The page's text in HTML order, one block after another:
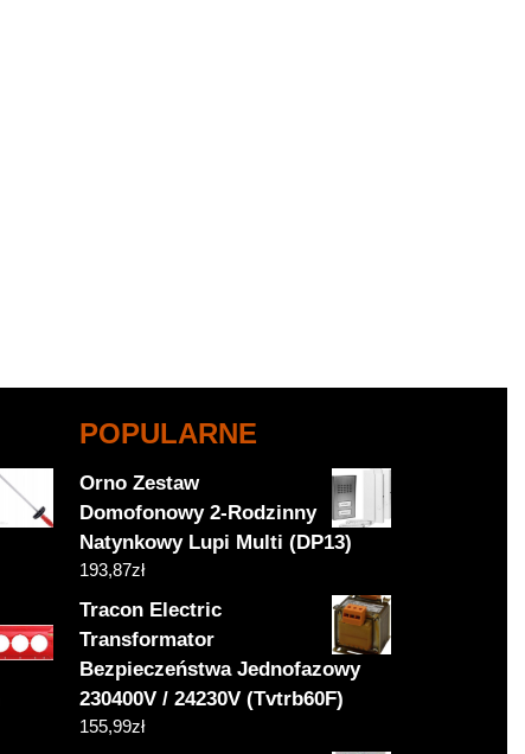
POPULARNE
Orno Zestaw
Domofonowy 2-Rodzinny
Natynkowy Lupi Multi (DP13)
193,87zł
Tracon Electric
Transformator
Bezpieczeństwa Jednofazowy
230400V / 24230V (Tvtrb60F)
155,99zł